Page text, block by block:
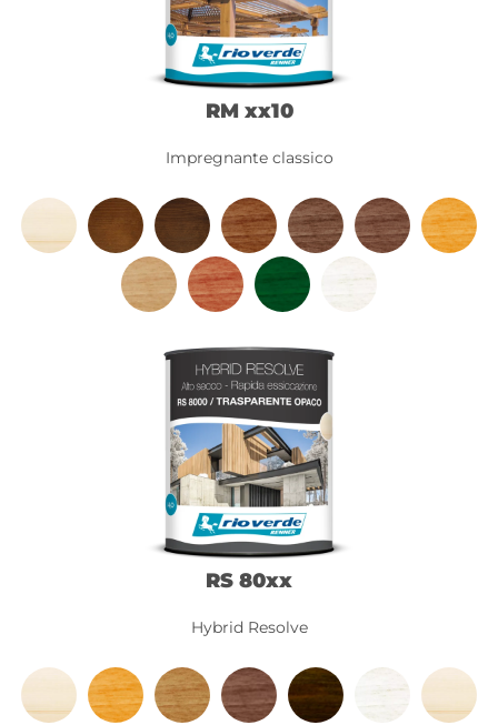
RM xx10
Impregnante classico
RS 80xx
Hybrid Resolve